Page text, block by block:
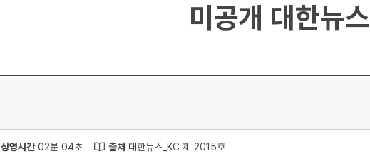
미공개 대한뉴스
상영시간02분 04초 출처 대한뉴스_KC 제 2015호